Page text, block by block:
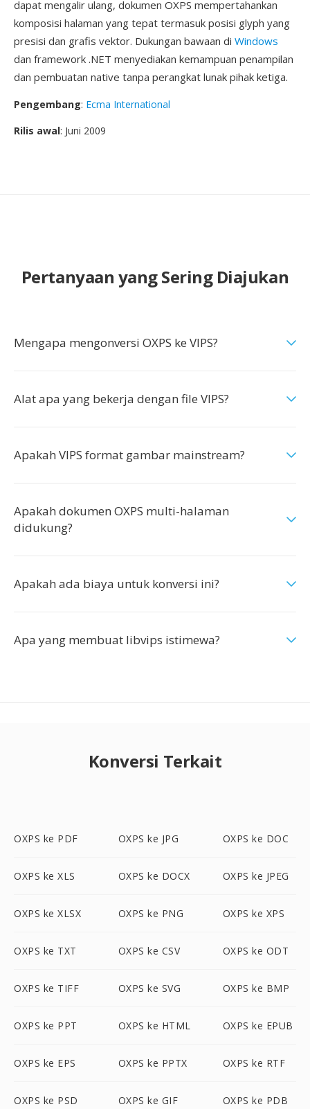
dapat mengalir ulang, dokumen OXPS mempertahankan
komposisi halaman yang tepat termasuk posisi glyph yang
presisi dan grafis vektor. Dukungan bawaan di Windows
dan framework .NET menyediakan kemampuan penampilan
dan pembuatan native tanpa perangkat lunak pihak ketiga.
Pengembang: Ecma International
Rilis awal: Juni 2009
Pertanyaan yang Sering Diajukan
Mengapa mengonversi OXPS ke VIPS?
Alat apa yang bekerja dengan file VIPS?
Apakah VIPS format gambar mainstream?
Apakah dokumen OXPS multi-halaman
didukung?
Apakah ada biaya untuk konversi ini?
Apa yang membuat libvips istimewa?
Konversi Terkait
OXPS ke PDF OXPS ke JPG OXPS ke DOC
OXPS ke XLS OXPS ke DOCX OXPS ke JPEG
OXPS ke XLSX OXPS ke PNG OXPS ke XPS
OXPS ke TXT OXPS ke CSV OXPS ke ODT
OXPS ke TIFF OXPS ke SVG OXPS ke BMP
OXPS ke PPT OXPS ke HTML OXPS ke EPUB
OXPS ke EPS OXPS ke PPTX OXPS ke RTF
OXPS ke PSD OXPS ke GIF OXPS ke PDB